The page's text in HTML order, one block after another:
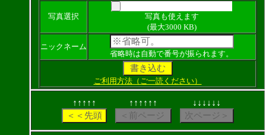
写真選択
写真も使えます
(最大3000 KB)
ニックネーム
省略時は自動で番号が振られます。
ご利用方法（ご一読ください）
↑↑↑↑↑ ↑↑↑↑↑↑ ↓↓↓↓↓↓